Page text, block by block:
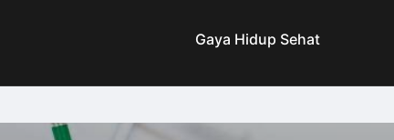
Gaya Hidup Sehat